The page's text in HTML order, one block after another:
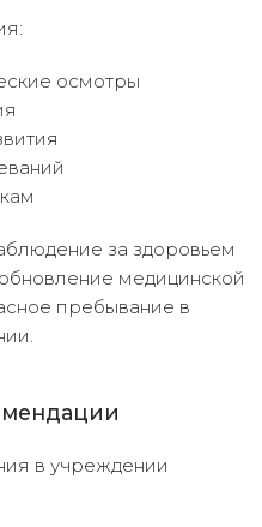
осмотры
за здоровьем
медицинской
пребывание в
в учреждении